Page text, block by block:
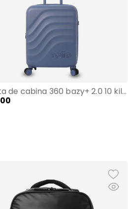
Maleta de cabina 360 bazy+ 2.0 10 kilos azul
00